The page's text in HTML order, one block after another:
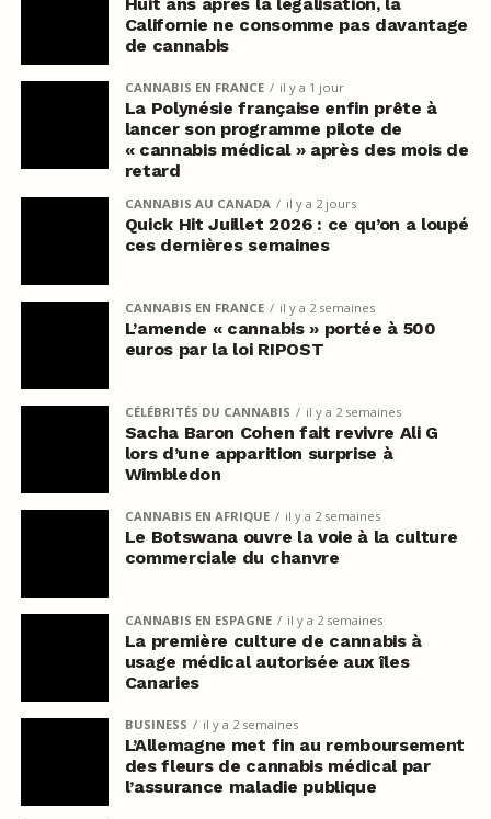
Huit ans après la légalisation, la
Californie ne consomme pas davantage
de cannabis
CANNABIS EN FRANCE il y a 1 jour
La Polynésie française enfin prête à
lancer son programme pilote de
« cannabis médical » après des mois de
retard
CANNABIS AU CANADA il y a 2 jours
Quick Hit Juillet 2026 : ce qu’on a loupé
ces dernières semaines
CANNABIS EN FRANCE il y a 2 semaines
L’amende « cannabis » portée à 500
euros par la loi RIPOST
CÉLÉBRITÉS DU CANNABIS il y a 2 semaines
Sacha Baron Cohen fait revivre Ali G
lors d’une apparition surprise à
Wimbledon
CANNABIS EN AFRIQUE il y a 2 semaines
Le Botswana ouvre la voie à la culture
commerciale du chanvre
CANNABIS EN ESPAGNE il y a 2 semaines
La première culture de cannabis à
usage médical autorisée aux îles
Canaries
BUSINESS il y a 2 semaines
L’Allemagne met fin au remboursement
des fleurs de cannabis médical par
l’assurance maladie publique